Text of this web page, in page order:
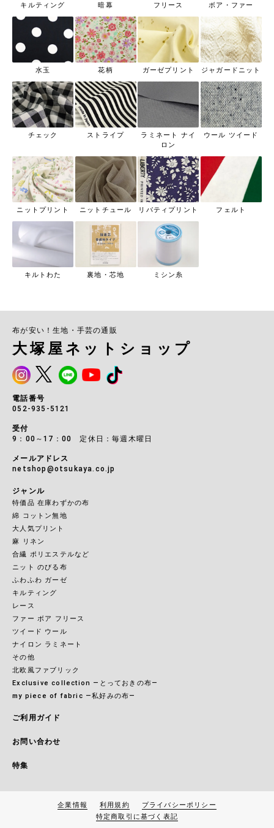
キルティング 暗幕 フリース ボア・ファー
水玉 花柄 ガーゼプリント ジャガードニット
チェック ストライプ
ラミネート ナイ
ロン
ウール ツイード
ニットプリント ニットチュール リバティプリント フェルト
キルトわた 裏地・芯地 ミシン糸
布が安い！生地・手芸の通販
大塚屋ネットショップ
電話番号
052-935-5121
受付
9：00～17：00 定休日：毎週木曜日
メールアドレス
netshop@otsukaya.co.jp
ジャンル
特価品 在庫わずかの布
綿 コットン無地
大人気プリント
麻 リネン
合繊 ポリエステルなど
ニット のびる布
ふわふわ ガーゼ
キルティング
レース
ファー ボア フリース
ツイード ウール
ナイロン ラミネート
その他
北欧風ファブリック
Exclusive collection ―とっておきの布―
my piece of fabric ―私好みの布―
ご利用ガイド
お問い合わせ
特集
企業情報 利用規約
プライバシーポリシー
特定商取引に基づく表記